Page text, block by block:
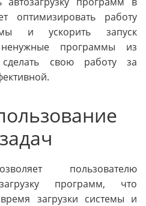
оптимизировать работу
и ускорить запуск
программы из
свою работу за
пользователю
программ, что
загрузки системы и